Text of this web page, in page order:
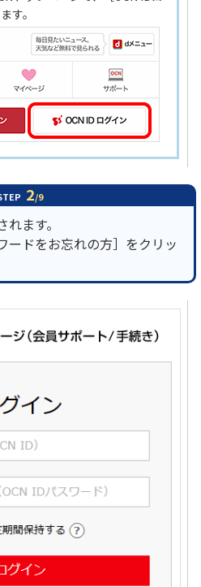
す。
2/9
ます。
ードをお忘れの方］をクリッ